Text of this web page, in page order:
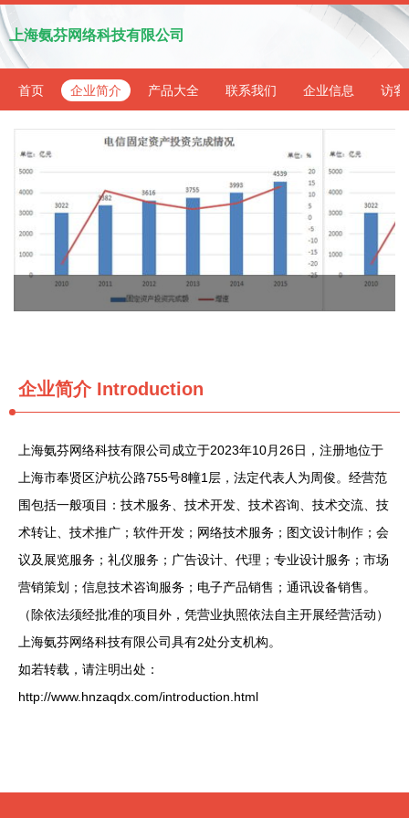
上海氨芬网络科技有限公司
首页 企业简介 产品大全 联系我们 企业信息 访客
企业简介 Introduction
上海氨芬网络科技有限公司成立于2023年10月26日，注册地位于
上海市奉贤区沪杭公路755号8幢1层，法定代表人为周俊。经营范
围包括一般项目：技术服务、技术开发、技术咨询、技术交流、技
术转让、技术推广；软件开发；网络技术服务；图文设计制作；会
议及展览服务；礼仪服务；广告设计、代理；专业设计服务；市场
营销策划；信息技术咨询服务；电子产品销售；通讯设备销售。
（除依法须经批准的项目外，凭营业执照依法自主开展经营活动）
上海氨芬网络科技有限公司具有2处分支机构。
如若转载，请注明出处：
http://www.hnzaqdx.com/introduction.html